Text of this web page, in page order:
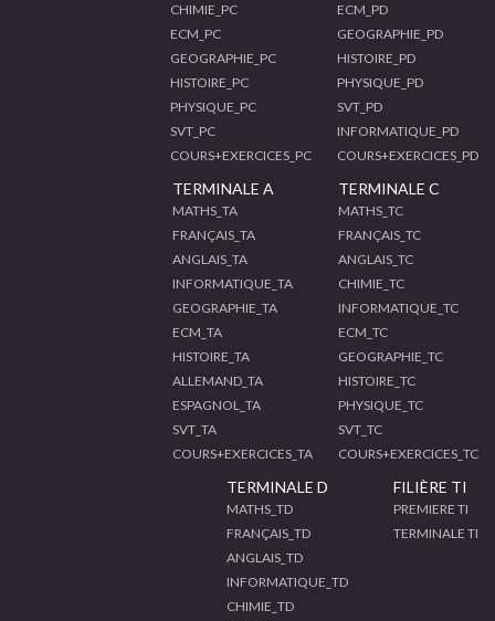
CHIMIE_PC
ECM_PC
GEOGRAPHIE_PC
HISTOIRE_PC
PHYSIQUE_PC
SVT_PC
COURS+EXERCICES_PC
ECM_PD
GEOGRAPHIE_PD
HISTOIRE_PD
PHYSIQUE_PD
SVT_PD
INFORMATIQUE_PD
COURS+EXERCICES_PD
TERMINALE A
MATHS_TA
FRANÇAIS_TA
ANGLAIS_TA
INFORMATIQUE_TA
GEOGRAPHIE_TA
ECM_TA
HISTOIRE_TA
ALLEMAND_TA
ESPAGNOL_TA
SVT_TA
COURS+EXERCICES_TA
TERMINALE C
MATHS_TC
FRANÇAIS_TC
ANGLAIS_TC
CHIMIE_TC
INFORMATIQUE_TC
ECM_TC
GEOGRAPHIE_TC
HISTOIRE_TC
PHYSIQUE_TC
SVT_TC
COURS+EXERCICES_TC
TERMINALE D
MATHS_TD
FRANÇAIS_TD
ANGLAIS_TD
INFORMATIQUE_TD
CHIMIE_TD
FILIÈRE TI
PREMIERE TI
TERMINALE TI